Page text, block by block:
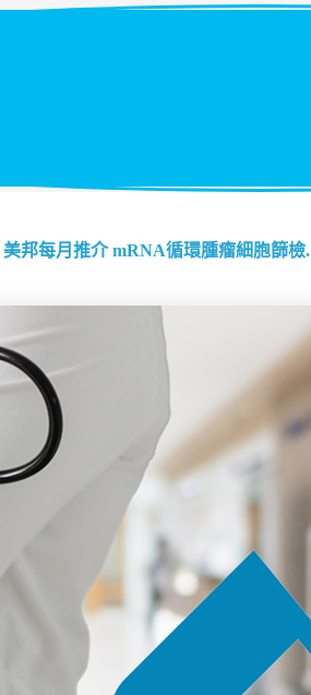
美邦每月推介 mRNA循環腫瘤細胞篩檢.